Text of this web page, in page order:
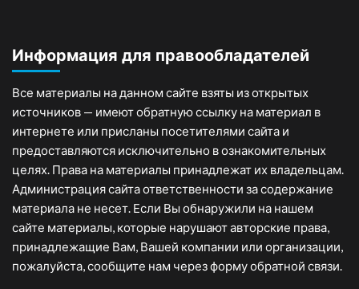
Информация для правообладателей
Все материалы на данном сайте взяты из открытых
источников — имеют обратную ссылку на материал в
интернете или присланы посетителями сайта и
предоставляются исключительно в ознакомительных
целях. Права на материалы принадлежат их владельцам.
Администрация сайта ответственности за содержание
материала не несет. Если Вы обнаружили на нашем
сайте материалы, которые нарушают авторские права,
принадлежащие Вам, Вашей компании или организации,
пожалуйста, сообщите нам через форму обратной связи.